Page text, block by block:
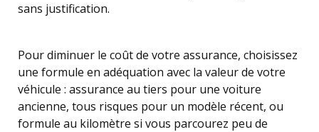
sans justification.
Pour diminuer le coût de votre assurance, choisissez
une formule en adéquation avec la valeur de votre
véhicule : assurance au tiers pour une voiture
ancienne, tous risques pour un modèle récent, ou
formule au kilomètre si vous parcourez peu de